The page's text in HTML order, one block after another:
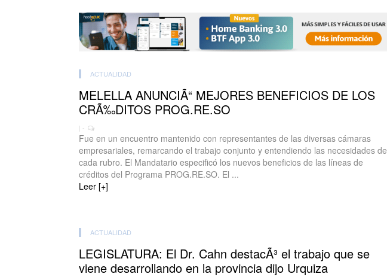
ACTUALIDAD
MELELLA ANUNCIÃ“ MEJORES BENEFICIOS DE LOS
CRÃ‰DITOS PROG.RE.SO
| -
Fue en un encuentro mantenido con representantes de las diversas cámaras
empresariales, remarcando el trabajo conjunto y entendiendo las necesidades de
cada rubro. El Mandatario especificó los nuevos beneficios de las líneas de
créditos del Programa PROG.RE.SO. El ...
Leer [+]
ACTUALIDAD
LEGISLATURA: El Dr. Cahn destacÃ³ el trabajo que se
viene desarrollando en la provincia dijo Urquiza